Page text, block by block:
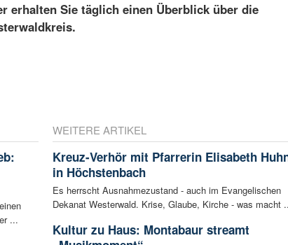
erhalten Sie täglich einen Überblick über die
...
WEITERE ARTIKEL
Kreuz-Verhör mit Pfarrerin Elisabeth
in Höchstenbach
Es herrscht Ausnahmezustand - auch im Evangelischen
Dekanat Westerwald. Krise, Glaube, Kirche - was macht
Kultur zu Haus: Montabaur streamt